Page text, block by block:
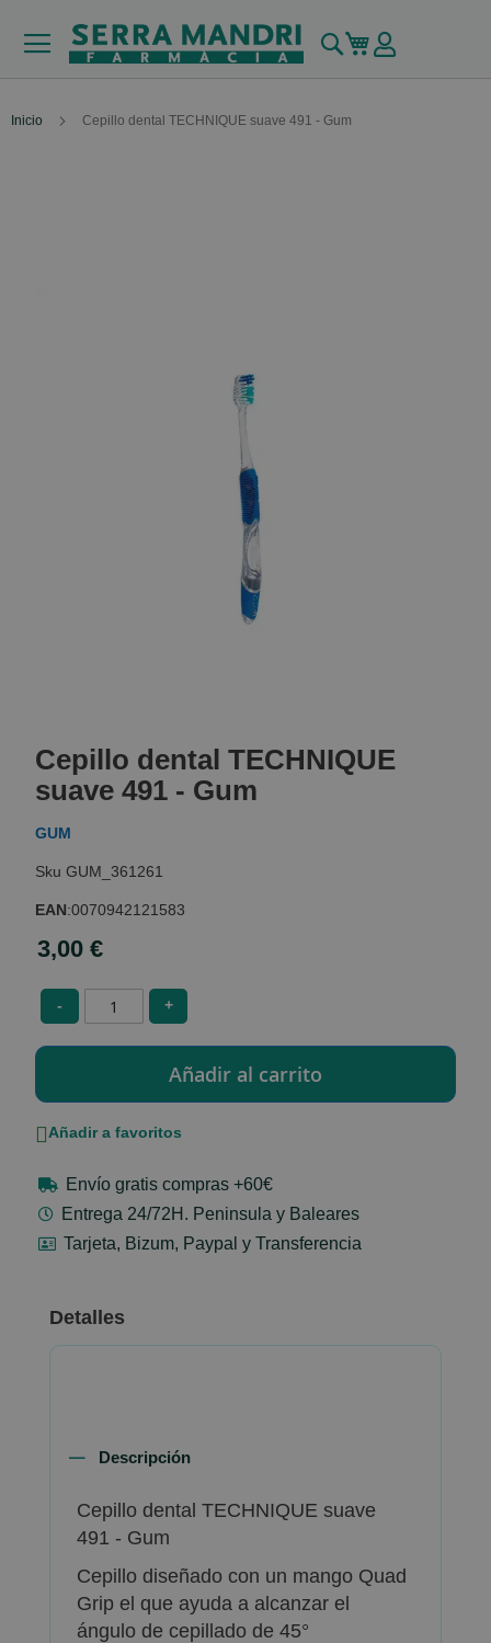
Buscar
Mi carrito
Inicio Cepillo dental TECHNIQUE suave 491 - Gum
the
beginning
of
the
gallery
Cepillo dental TECHNIQUE
suave 491 - Gum
GUM
GUM_361261
EAN:0070942121583
3,00 €
- +
Añadir a favoritos
Envío gratis compras +60€
Entrega 24/72H. Peninsula y Baleares
Tarjeta, Bizum, Paypal y Transferencia
Detalles
Descripción
Cepillo dental TECHNIQUE suave
491 - Gum
Cepillo diseñado con un mango Quad
Grip el que ayuda a alcanzar el
ángulo de cepillado de 45°